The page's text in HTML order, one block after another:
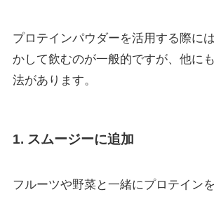
プロテインパウダーを活用する際に
かして飲むのが一般的ですが、他に
法があります。
1. スムージーに追加
フルーツや野菜と一緒にプロテイン